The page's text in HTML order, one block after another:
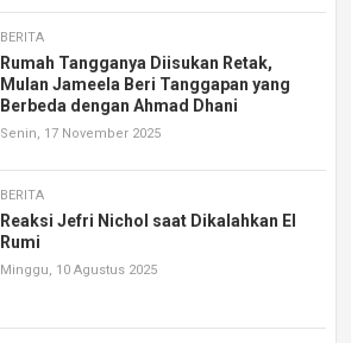
BERITA
Rumah Tangganya Diisukan Retak,
Mulan Jameela Beri Tanggapan yang
Berbeda dengan Ahmad Dhani
Senin, 17 November 2025
BERITA
Reaksi Jefri Nichol saat Dikalahkan El
Rumi
Minggu, 10 Agustus 2025